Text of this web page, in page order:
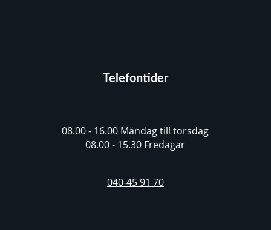
Telefontider
08.00 - 16.00 Måndag till torsdag
08.00 - 15.30 Fredagar
040-45 91 70